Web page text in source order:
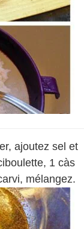
ajoutez sel et
1 càs
mélangez.